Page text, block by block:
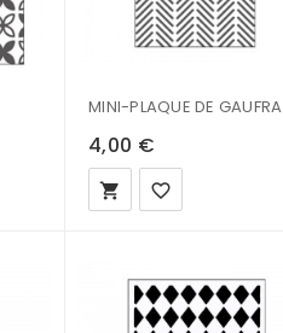
4,00 €
local_grocery_store favorite_border